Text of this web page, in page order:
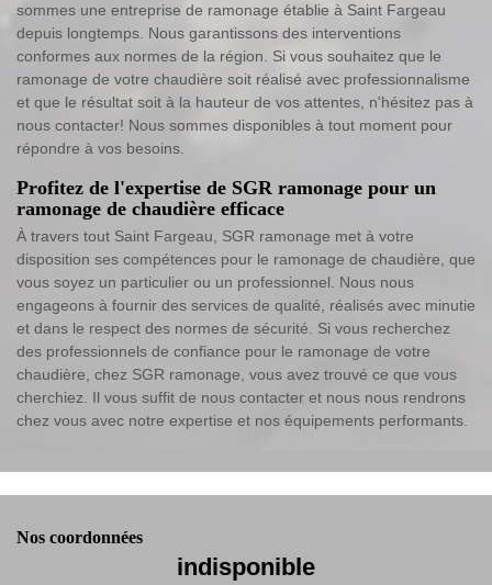
sommes une entreprise de ramonage établie à Saint Fargeau
depuis longtemps. Nous garantissons des interventions
conformes aux normes de la région. Si vous souhaitez que le
ramonage de votre chaudière soit réalisé avec professionnalisme
et que le résultat soit à la hauteur de vos attentes, n'hésitez pas à
nous contacter! Nous sommes disponibles à tout moment pour
répondre à vos besoins.
Profitez de l'expertise de SGR ramonage pour un
ramonage de chaudière efficace
À travers tout Saint Fargeau, SGR ramonage met à votre
disposition ses compétences pour le ramonage de chaudière, que
vous soyez un particulier ou un professionnel. Nous nous
engageons à fournir des services de qualité, réalisés avec minutie
et dans le respect des normes de sécurité. Si vous recherchez
des professionnels de confiance pour le ramonage de votre
chaudière, chez SGR ramonage, vous avez trouvé ce que vous
cherchiez. Il vous suffit de nous contacter et nous nous rendrons
chez vous avec notre expertise et nos équipements performants.
Nos coordonnées
indisponible